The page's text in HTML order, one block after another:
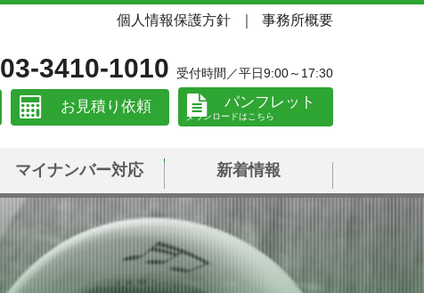
個人情報保護方針 事務所概要
03-3410-1010 受付時間／平日9:00～17:30
お見積り依頼 パンフレット
マイナンバー対応 新着情報